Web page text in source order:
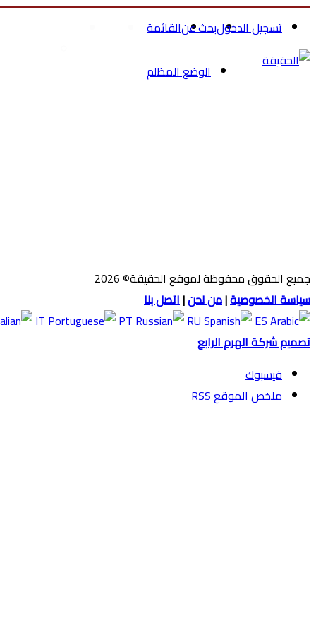
القائمةبحث عنتسجيل الدخول
الوضع المظلم
جميع الحقوق محفوظة لموقع الحقيقة© 2026
سياسة الخصوصية|من نحن|اتصل بنا
IT PT RU
ES
تصميم شركة الهرم الرابع
فيسبوك
ملخص الموقع RSS